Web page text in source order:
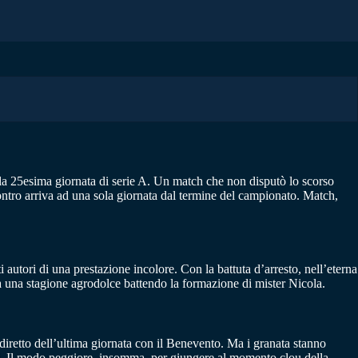
giornata di serie A. Un match che non disputò lo scorso
arriva ad una sola giornata dal termine del campionato. Match,
di una prestazione incolore. Con la battuta d’arresto, nell’eterna
stagione agrodolce battendo la formazione di mister Nicola.
dell’ultima giornata con il Benevento. Ma i granata stanno